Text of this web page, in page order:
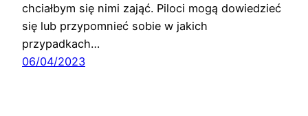
chciałbym się nimi zająć. Piloci mogą dowiedzieć
się lub przypomnieć sobie w jakich
przypadkach…
06/04/2023